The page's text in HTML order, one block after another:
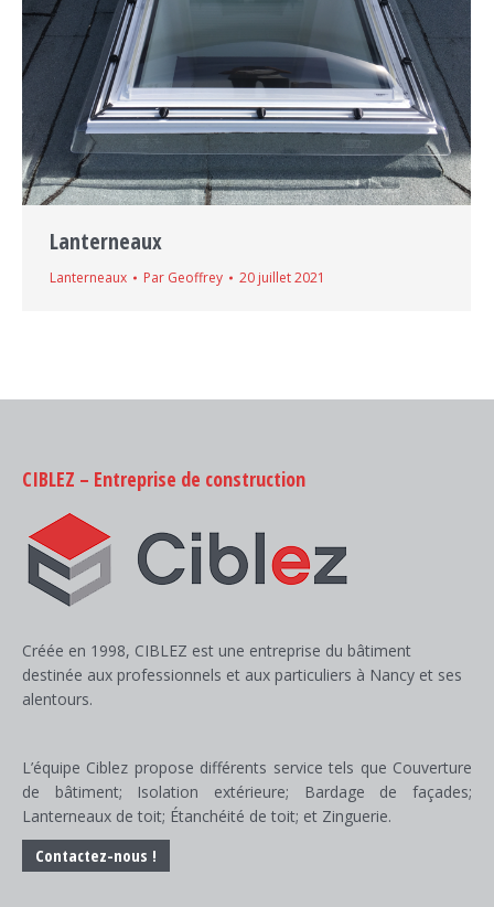
Lanterneaux
Lanterneaux Par Geoffrey 20 juillet 2021
CIBLEZ – Entreprise de construction
Créée en 1998, CIBLEZ est une entreprise du bâtiment
destinée aux professionnels et aux particuliers à Nancy et ses
alentours.
L’équipe Ciblez propose différents service tels que Couverture
de bâtiment; Isolation extérieure; Bardage de façades;
Lanterneaux de toit; Étanchéité de toit; et Zinguerie.
Contactez-nous !